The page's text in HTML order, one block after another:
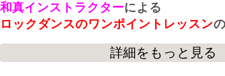
和真インストラクターによる
ロックダンスのワンポイントレッスン
これからロックダンスを始める人はも
詳細をもっと見る